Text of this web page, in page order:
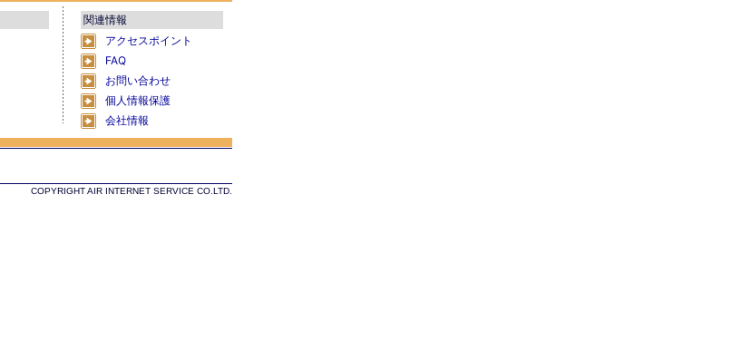
関連情報
アクセスポイント
FAQ
お問い合わせ
個人情報保護
会社情報
COPYRIGHT AIR INTERNET SERVICE CO.LTD.